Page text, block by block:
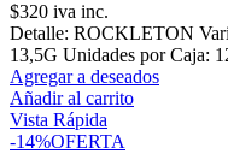
$320 iva inc.
Detalle: ROCKLETON
13,5G Unidades por Caja:
Agregar a deseados
Añadir al carrito
Vista Rápida
-14%OFERTA